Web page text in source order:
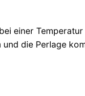
einer Temperatur
die Perlage